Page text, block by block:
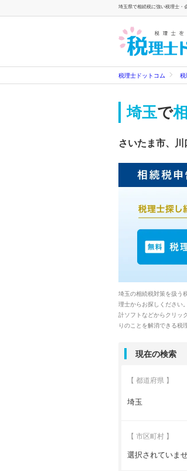
埼玉県で相続税に強い税理士・
税理士ドットコム 税
埼玉で
さいたま市、
埼玉の相続税対策を扱う
理士からお探しください
計ソフトなどからクリッ
りのことを解消できる税
現在の検索
【 都道府県 】
埼玉
【 市区町村 】
選択されていま